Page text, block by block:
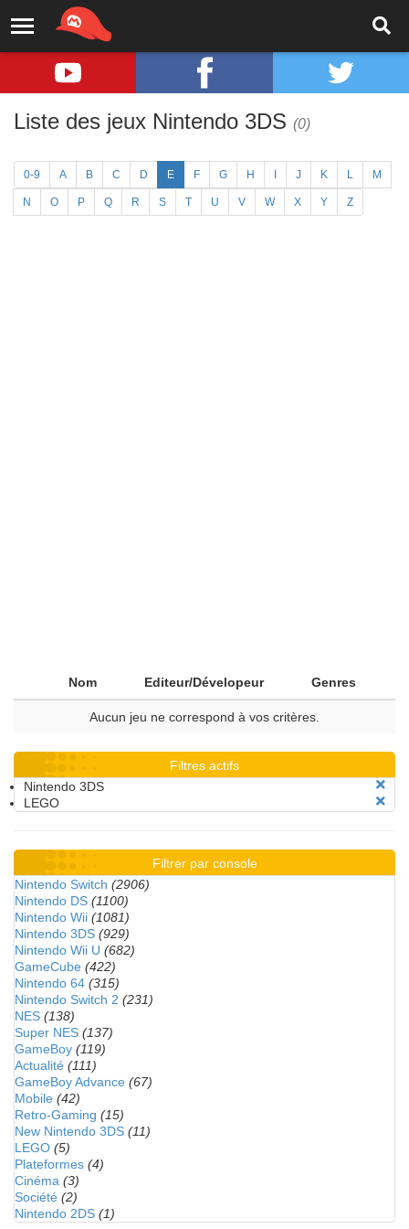
Liste des jeux Nintendo 3DS (0)
0-9 A B C D E F G H J K L M
N O P Q R S T U V W X Y Z
Nom Editeur/Dévelopeur Genres
Aucun jeu ne correspond à vos critères.
Filtres actifs
Nintendo 3DS
LEGO
Filtrer par console
Nintendo Switch (2906)
Nintendo DS (1100)
Nintendo Wii (1081)
Nintendo 3DS (929)
Nintendo Wii U (682)
GameCube (422)
Nintendo 64 (315)
Nintendo Switch 2 (231)
NES (138)
Super NES (137)
GameBoy (119)
Actualité (111)
GameBoy Advance (67)
Mobile (42)
Retro-Gaming (15)
New Nintendo 3DS (11)
LEGO (5)
Plateformes (4)
Cinéma (3)
Société (2)
Nintendo 2DS (1)